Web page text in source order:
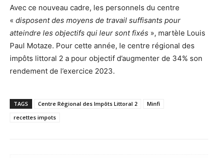
Avec ce nouveau cadre, les personnels du centre
« disposent des moyens de travail suffisants pour
atteindre les objectifs qui leur sont fixés », martèle Louis
Paul Motaze. Pour cette année, le centre régional des
impôts littoral 2 a pour objectif d’augmenter de 34% son
rendement de l’exercice 2023.
TAGS Centre Régional des Impôts Littoral 2
Minfi
recettes impots